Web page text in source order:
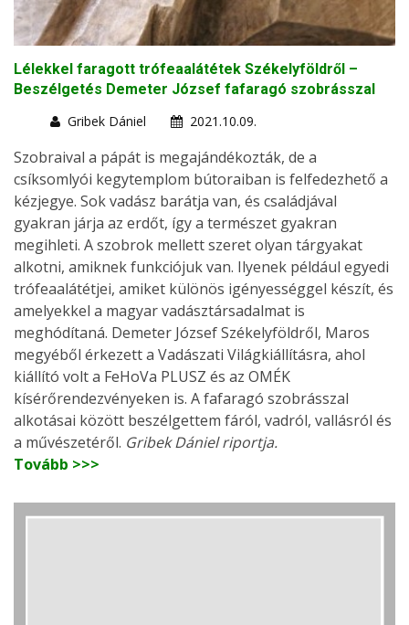
Lélekkel faragott trófeaalátétek Székelyföldről –
Beszélgetés Demeter József fafaragó szobrásszal
Gribek Dániel
2021.10.09.
Szobraival a pápát is megajándékozták, de a
csíksomlyói kegytemplom bútoraiban is felfedezhető a
kézjegye. Sok vadász barátja van, és családjával
gyakran járja az erdőt, így a természet gyakran
megihleti. A szobrok mellett szeret olyan tárgyakat
alkotni, amiknek funkciójuk van. Ilyenek például egyedi
trófeaalátétjei, amiket különös igényességgel készít, és
amelyekkel a magyar vadásztársadalmat is
meghódítaná. Demeter József Székelyföldről, Maros
megyéből érkezett a Vadászati Világkiállításra, ahol
kiállító volt a FeHoVa PLUSZ és az OMÉK
kísérőrendezvényeken is. A fafaragó szobrásszal
alkotásai között beszélgettem fáról, vadról, vallásról és
a művészetéről. Gribek Dániel riportja.
Tovább >>>